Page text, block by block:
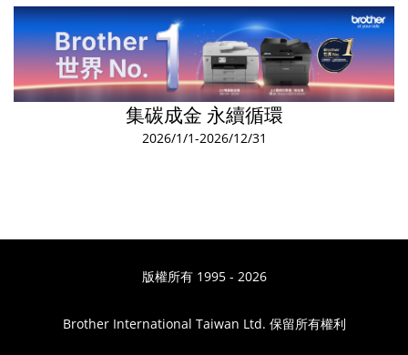
集碳成金 永續循環
2026/1/1-2026/12/31
版權所有 1995 - 2026
Brother International Taiwan Ltd. 保留所有權利